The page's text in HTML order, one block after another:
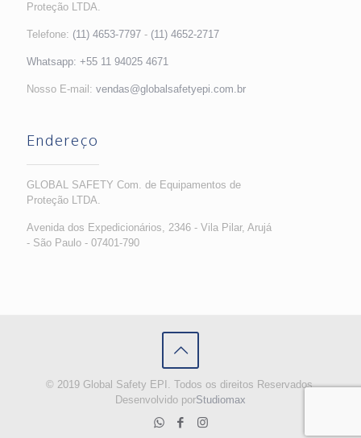
Proteção LTDA.
Telefone: (11) 4653-7797 - (11) 4652-2717
Whatsapp: +55 11 94025 4671
Nosso E-mail: vendas@globalsafetyepi.com.br
Endereço
GLOBAL SAFETY Com. de Equipamentos de
Proteção LTDA.
Avenida dos Expedicionários, 2346 - Vila Pilar, Arujá
- São Paulo - 07401-790
© 2019 Global Safety EPI. Todos os direitos Reservados.
Desenvolvido porStudiomax